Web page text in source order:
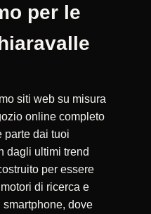
per le
siti web su misura
online completo
dai tuoi
dagli ultimi trend
per essere
di ricerca e
smartphone, dove